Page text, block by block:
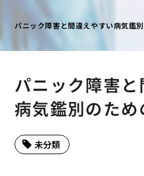
パニック障害と間違えやすい病気鑑
パニック障害
病気鑑別のた
未分類